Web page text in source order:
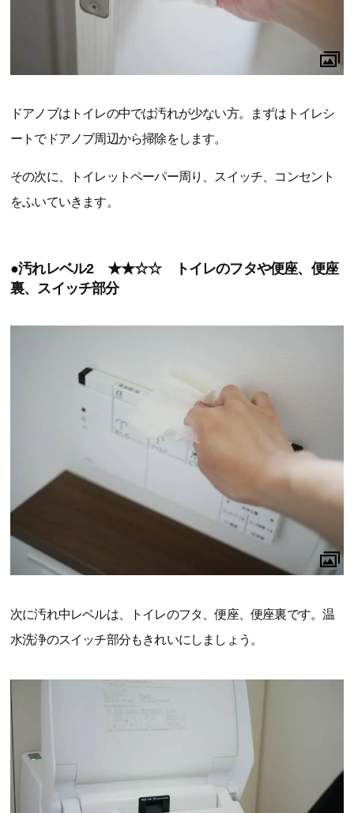
ドアノブはトイレの中では汚れが少ない方。まずはトイレシ
ートでドアノブ周辺から掃除をします。
その次に、トイレットペーパー周り、スイッチ、コンセント
をふいていきます。
●汚れレベル2 ★★☆☆ トイレのフタや便座、便座
裏、スイッチ部分
次に汚れ中レベルは、トイレのフタ、便座、便座裏です。温
水洗浄のスイッチ部分もきれいにしましょう。